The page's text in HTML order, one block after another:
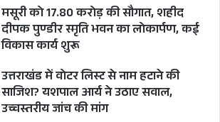
मसूरी को 17.80 करोड़ की सौगात, शहीद
दीपक पुण्डीर स्मृति भवन का लोकार्पण, कई
विकास कार्य शुरू
उत्तराखंड में वोटर लिस्ट से नाम हटाने की
साजिश? यशपाल आर्य ने उठाए सवाल,
उच्चस्तरीय जांच की मांग